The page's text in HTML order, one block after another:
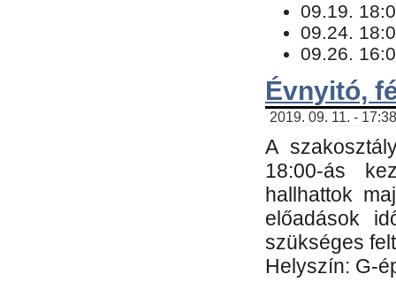
09.19.
09.24.
09.26.
Évnyitó,
2019. 09. 11. -
A
18:00-ás
hallhattok
előadások
szükséges
Helyszín: G-